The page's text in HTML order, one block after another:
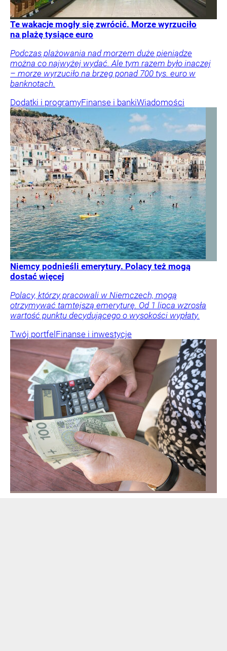
Te wakacje mogły się zwrócić. Morze wyrzuciło
na plażę tysiące euro
Podczas plażowania nad morzem duże pieniądze
można co najwyżej wydać. Ale tym razem było inaczej
– morze wyrzuciło na brzeg ponad 700 tys. euro w
banknotach.
Dodatki i programyFinanse i bankiWiadomości
Niemcy podnieśli emerytury. Polacy też mogą
dostać więcej
Polacy, którzy pracowali w Niemczech, mogą
otrzymywać tamtejszą emeryturę. Od 1 lipca wzrosła
wartość punktu decydującego o wysokości wypłaty.
Twój portfel Finanse i inwestycje